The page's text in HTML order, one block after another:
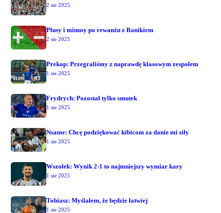
2 sie 2025
Plusy i minusy po rewanżu z Banikiem
2 sie 2025
Prekop: Przegraliśmy z naprawdę klasowym zespołem
1 sie 2025
Frydrych: Pozostał tylko smutek
1 sie 2025
Nsame: Chcę podziękować kibicom za danie mi siły
1 sie 2025
Wszołek: Wynik 2-1 to najmniejszy wymiar kary
1 sie 2025
Tobiasz: Myślałem, że będzie łatwiej
1 sie 2025